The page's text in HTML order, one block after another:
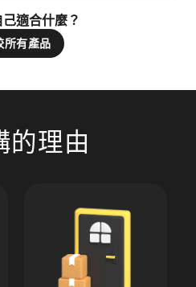
適合什麼？
所有產品
的理由